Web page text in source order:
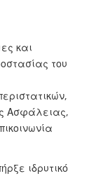
και
του
Ασφάλειας,
ιδρυτικό